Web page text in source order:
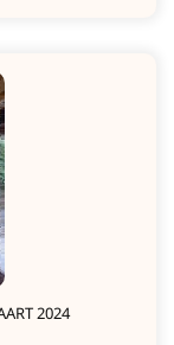
2024